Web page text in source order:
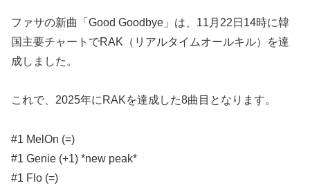
ファサの新曲「Good Goodbye」は、11月22日14時に韓
国主要チャートでRAK（リアルタイムオールキル）を達
成しました。
これで、2025年にRAKを達成した8曲目となります。
#1 MelOn (=)
#1 Genie (+1) *new peak*
#1 Flo (=)